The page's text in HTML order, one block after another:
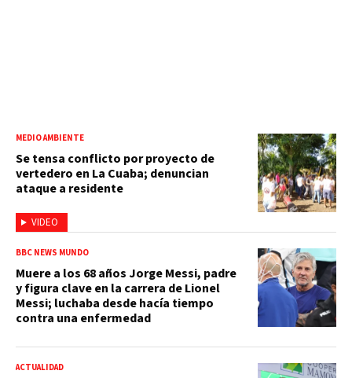
VIDEO
MEDIO AMBIENTE
Se tensa conflicto por proyecto de
vertedero en La Cuaba; denuncian
ataque a residente
BBC NEWS MUNDO
Muere a los 68 años Jorge Messi, padre
y figura clave en la carrera de Lionel
Messi; luchaba desde hacía tiempo
contra una enfermedad
ACTUALIDAD